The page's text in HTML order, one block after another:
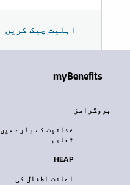
اہلیت چیک کریں
myBenefits
پروگرامز
غذائیت کے بارے میں
تعلیم
HEAP
اعانت اطفال کی